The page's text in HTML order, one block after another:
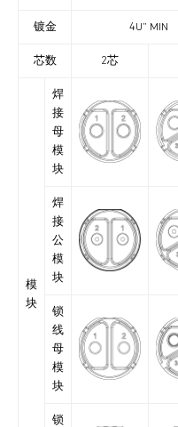
镀金 4U” MIN
芯数 2芯
模
块
焊
接
母
模
块
焊
接
公
模
块
锁
线
母
模
块
锁